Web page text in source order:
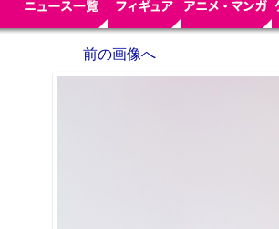
前の画像へ